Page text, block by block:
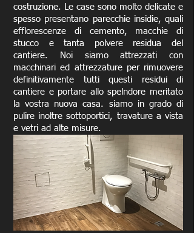
costruzione. Le case sono molto delicate e
spesso presentano parecchie insidie, quali
efflorescenze di cemento, macchie di
stucco e tanta polvere residua del
cantiere. Noi siamo attrezzati con
macchinari ed attrezzature per rimuovere
definitivamente tutti questi residui di
cantiere e portare allo spelndore meritato
la vostra nuova casa. siamo in grado di
pulire inoltre sottoportici, travature a vista
e vetri ad alte misure.